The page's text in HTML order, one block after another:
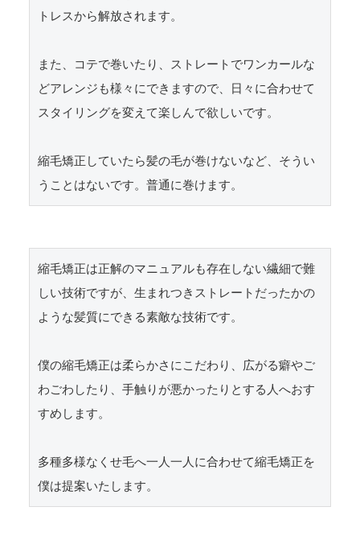
トレスから解放されます。
また、コテで巻いたり、ストレートでワンカールな
どアレンジも様々にできますので、日々に合わせて
スタイリングを変えて楽しんで欲しいです。
縮毛矯正していたら髪の毛が巻けないなど、そうい
うことはないです。普通に巻けます。
縮毛矯正は正解のマニュアルも存在しない繊細で難
しい技術ですが、生まれつきストレートだったかの
ような髪質にできる素敵な技術です。
僕の縮毛矯正は柔らかさにこだわり、広がる癖やご
わごわしたり、手触りが悪かったりとする人へおす
すめします。
多種多様なくせ毛へ一人一人に合わせて縮毛矯正を
僕は提案いたします。